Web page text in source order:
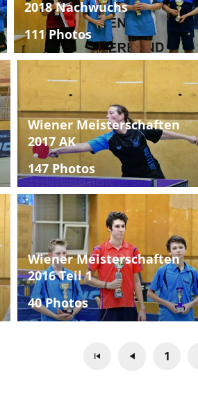
2018 Nachwuchs
111 Photos
Wiener Meisterschaften
2017 AK
147 Photos
Wiener Meisterschaften
2016 Teil 1
40 Photos
1